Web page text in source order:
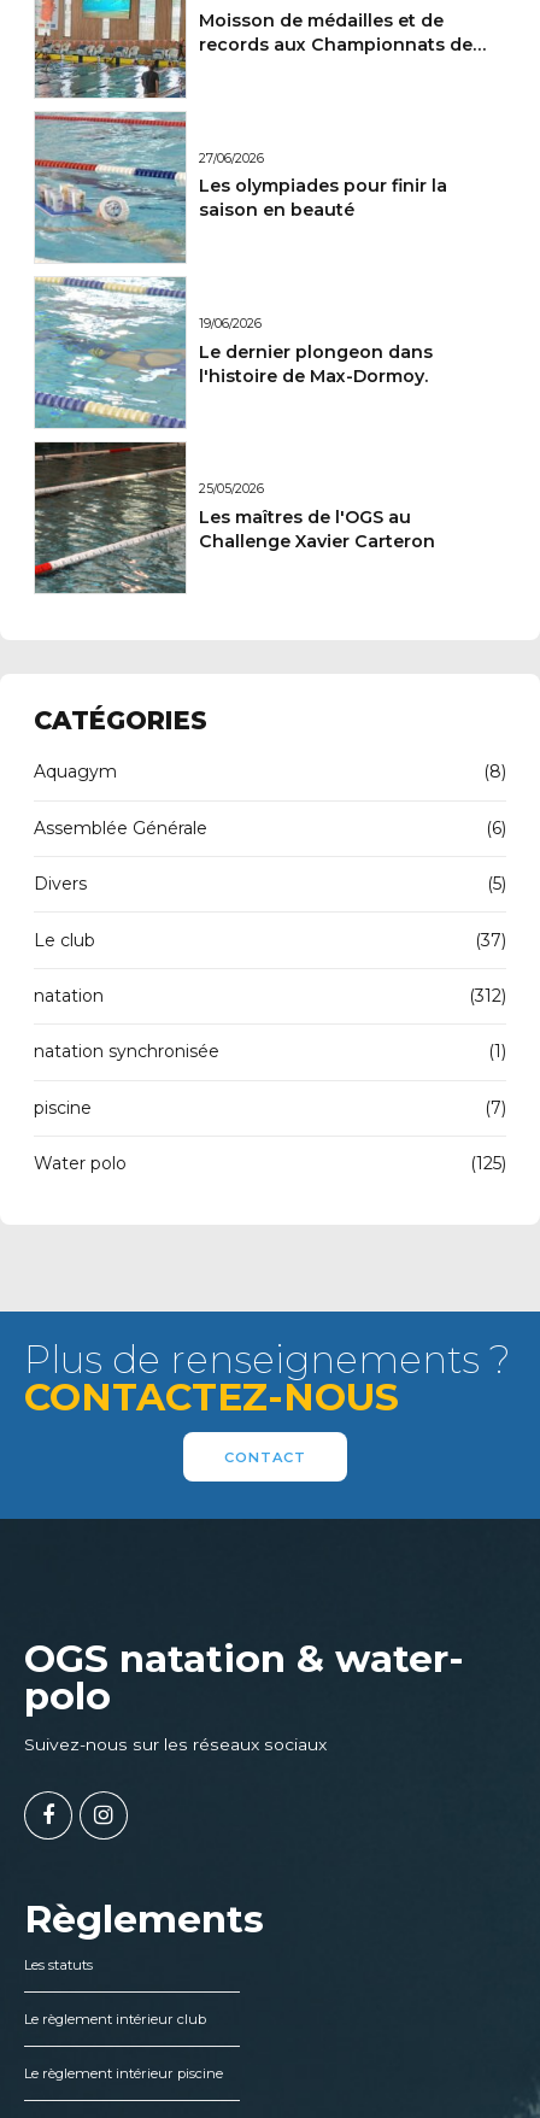
Moisson de médailles et de
records aux Championnats de
27/06/2026
Les olympiades pour finir la
saison en beauté
19/06/2026
Le dernier plongeon dans
l'histoire de Max-Dormoy.
25/05/2026
Les maîtres de l'OGS au
Challenge Xavier Carteron
CATÉGORIES
Aquagym (8)
Assemblée Générale (6)
Divers (5)
Le club (37)
natation (312)
natation synchronisée (1)
piscine (7)
Water polo (125)
Plus de renseignements ?
CONTACTEZ-NOUS
CONTACT
OGS natation & water-
polo
Suivez-nous sur les réseaux sociaux
Règlements
Les statuts
Le règlement intérieur club
Le règlement intérieur piscine